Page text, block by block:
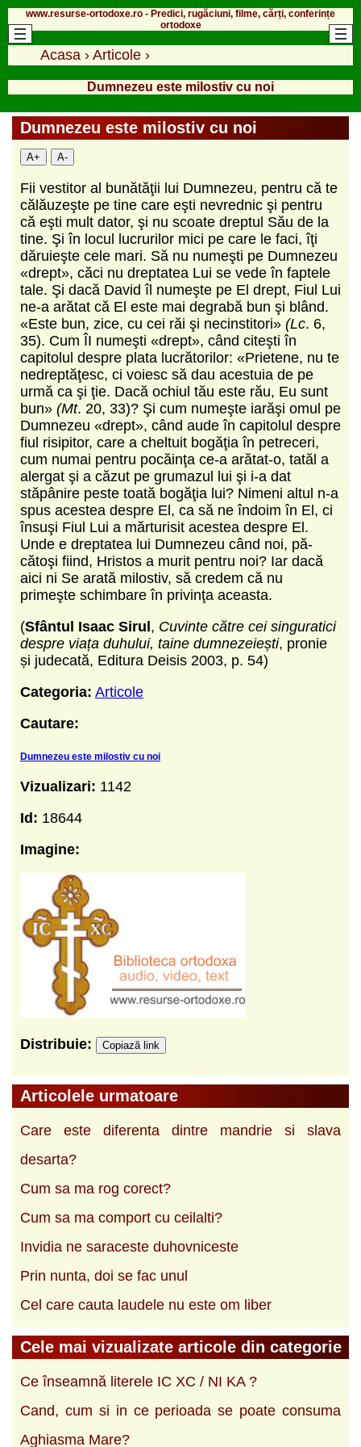
www.resurse-ortodoxe.ro - Predici, rugăciuni, filme, cărți, conferințe
ortodoxe
Acasa › Articole ›
Dumnezeu este milostiv cu noi
Dumnezeu este milostiv cu noi
A+ A-
Fii vestitor al bunătăţii lui Dumnezeu, pentru că te
că­lăuzeşte pe tine care eşti nevrednic şi pentru
că eşti mult dator, şi nu scoate dreptul Său de la
tine. Şi în locul lucrurilor mici pe care le faci, îţi
dăruieşte cele mari. Să nu numeşti pe Dumnezeu
«drept», căci nu dreptatea Lui se vede în faptele
tale. Şi dacă David îl numeşte pe El drept, Fiul Lui
ne-a arătat că El este mai degrabă bun şi blând.
«Este bun, zice, cu cei răi şi necinstitori» (Lc. 6,
35). Cum ÎI numeşti «drept», când citeşti în
capitolul despre plata lucrătorilor: «Prietene, nu te
nedreptăţesc, ci voiesc să dau acestuia de pe
urmă ca şi ţie. Dacă ochiul tău este rău, Eu sunt
bun» (Mt. 20, 33)? Şi cum numeşte iarăşi omul pe
Dumnezeu «drept», când aude în capitolul despre
fiul risipitor, care a cheltuit bogăţia în petreceri,
cum numai pentru pocăinţa ce-a arătat-o, tatăl a
alergat şi a căzut pe grumazul lui şi i-a dat
stăpânire peste toată bogăţia lui? Nimeni altul n-a
spus acestea despre El, ca să ne îndoim în El, ci
însuşi Fiul Lui a mărturisit acestea despre El.
Unde e dreptatea lui Dumnezeu când noi, pă­
cătoşi fiind, Hristos a murit pentru noi? Iar dacă
aici ni Se arată milostiv, să credem că nu
primeşte schimbare în privinţa aceasta.
(Sfântul Isaac Sirul, Cuvinte către cei singuratici
despre viața duhului, taine dumnezeiești, pronie
și judecată, Editura Deisis 2003, p. 54)
Categoria: Articole
Cautare:
Dumnezeu este milostiv cu noi
Vizualizari: 1142
Id: 18644
Imagine:
Distribuie: Copiază link
Articolele urmatoare
Care este diferenta dintre mandrie si slava
desarta?
Cum sa ma rog corect?
Cum sa ma comport cu ceilalti?
Invidia ne saraceste duhovniceste
Prin nunta, doi se fac unul
Cel care cauta laudele nu este om liber
Cele mai vizualizate articole din categorie
Ce înseamnă literele IC XC / NI KA ?
Cand, cum si in ce perioada se poate consuma
Aghiasma Mare?